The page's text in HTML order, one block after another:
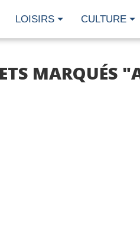
LOISIRS CULTURE
MARQUÉS